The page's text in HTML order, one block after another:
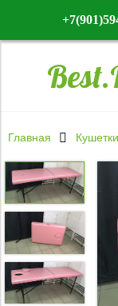
Главная Кушетки